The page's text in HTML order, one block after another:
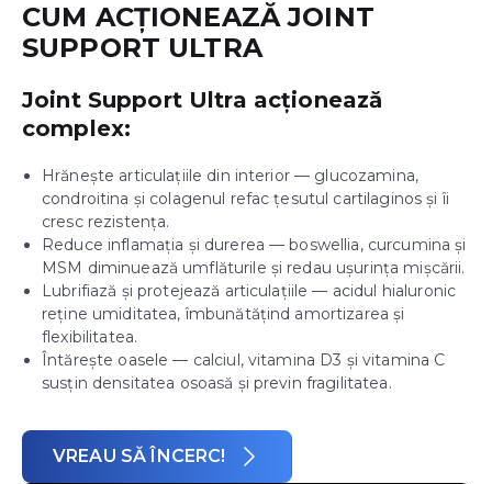
CUM ACȚIONEAZĂ JOINT
SUPPORT ULTRA
Joint Support Ultra acționează
complex:
Hrănește articulațiile din interior — glucozamina,
condroitina și colagenul refac țesutul cartilaginos și îi
cresc rezistența.
Reduce inflamația și durerea — boswellia, curcumina și
MSM diminuează umflăturile și redau ușurința mișcării.
Lubrifiază și protejează articulațiile — acidul hialuronic
reține umiditatea, îmbunătățind amortizarea și
flexibilitatea.
Întărește oasele — calciul, vitamina D3 și vitamina C
susțin densitatea osoasă și previn fragilitatea.
VREAU SĂ ÎNCERC!